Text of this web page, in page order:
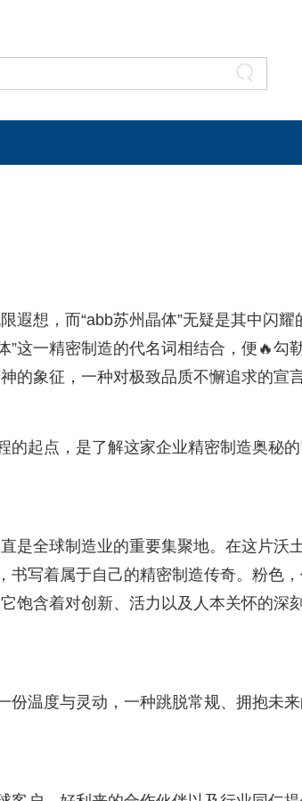
遐想，而“abb苏州晶体”无疑是其中闪耀
”这一精密制造的代名词相结合，便🔥勾
的象征，一种对极致品质不懈追求的宣言
的起点，是了解这家企业精密制造奥秘
是全球制造业的重要集聚地。在这片沃
书写着属于自己的精密制造传奇。粉色
饱含着对创新、活力以及人本关怀的深
份温度与灵动，一种跳脱常规、拥抱未